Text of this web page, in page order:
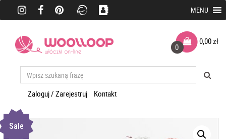
Zaloguj / Zarejestruj Kontakt
0
0,00zł
MENU
Sale